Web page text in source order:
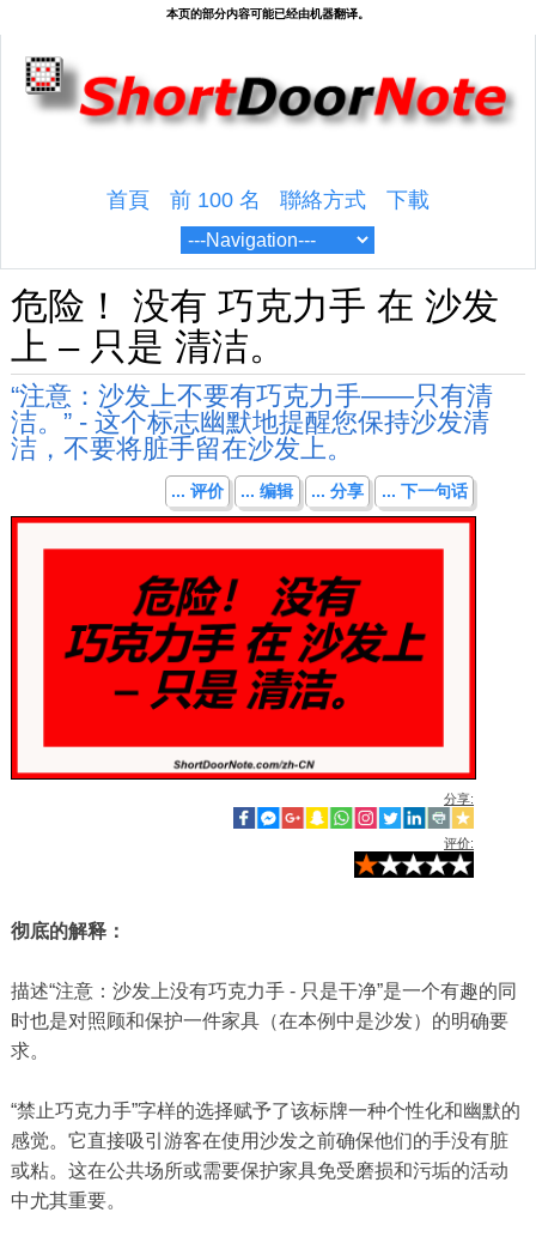
首頁 前 100 名 聯絡方式 下載
危险！ 没有 巧克力手 在 沙发
上 – 只是 清洁。
“注意：沙发上不要有巧克力手——只有清
洁。” - 这个标志幽默地提醒您保持沙发清
洁，不要将脏手留在沙发上。
... 评价 ... 编辑 ... 分享 ... 下一句话
分享:
评价:
彻底的解释：
描述“注意：沙发上没有巧克力手 - 只是干​​净”是一个有趣的同
时也是对照顾和保护一件家具（在本例中是沙发）的明确要
求。
“禁止巧克力手”字样的选择赋予了该标牌一种个性化和幽默的
感觉。它直接吸引游客在使用沙发之前确保他们的手没有脏
或粘。这在公共场所或需要保护家具免受磨损和污垢的活动
中尤其重要。